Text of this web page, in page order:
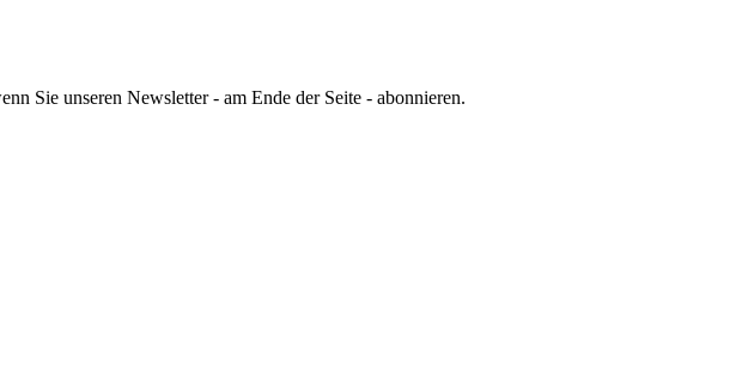
Sie unseren Newsletter - am Ende der Seite - abonnieren.